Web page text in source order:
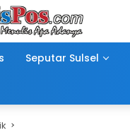
Seputar Sulsel